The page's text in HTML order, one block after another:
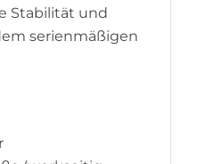
Stabilität und
serienmäßigen